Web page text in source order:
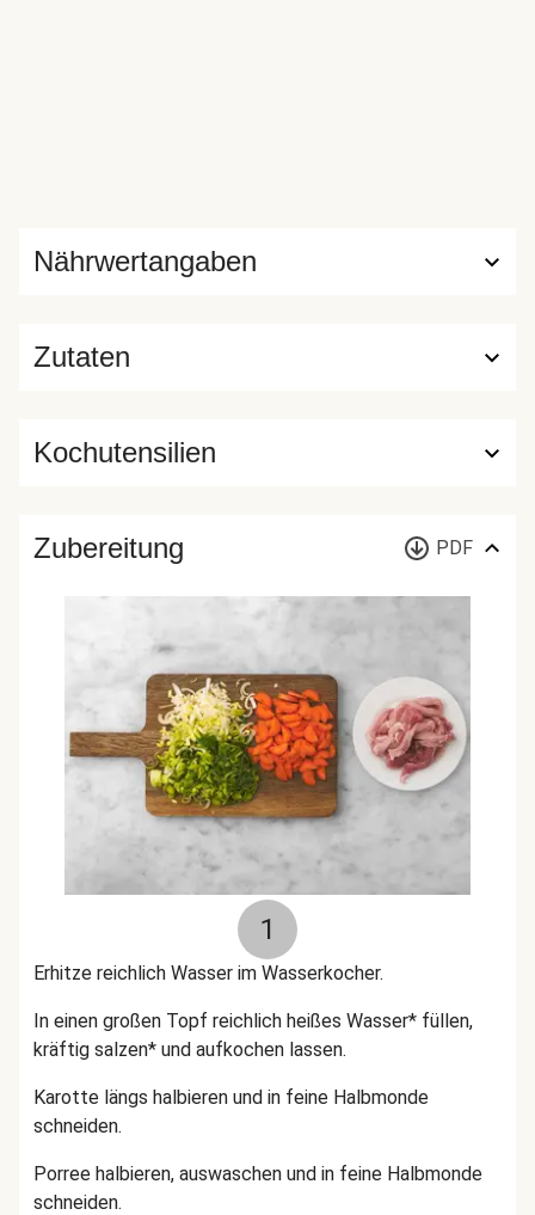
Zutaten
Nährwertangaben
Kochutensilien
Zubereitung PDF
1
Erhitze reichlich Wasser im Wasserkocher.
In einen großen Topf reichlich heißes Wasser* füllen,
kräftig salzen* und aufkochen lassen.
Karotte längs halbieren und in feine Halbmonde
schneiden.
Porree halbieren, auswaschen und in feine Halbmonde
schneiden.